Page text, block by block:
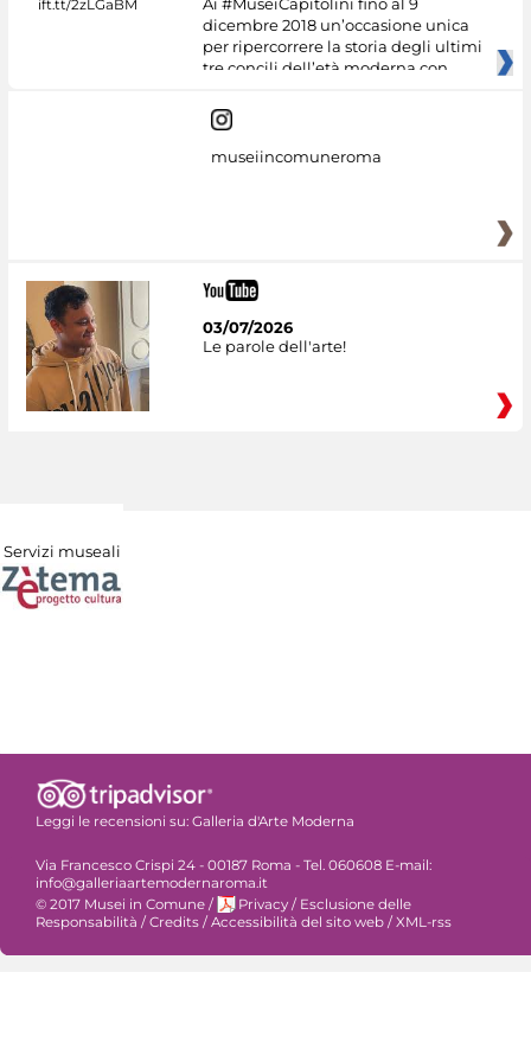
dicembre 2018 un’occasione unica
per ripercorrere la storia degli ultimi
tre concili dell’età moderna con
museiincomuneroma
03/07/2026
Le parole dell'arte!
Servizi museali
Leggi le recensioni su: Galleria d'Arte Moderna
Via Francesco Crispi 24 - 00187 Roma - Tel. 060608 E-mail:
info@galleriaartemodernaroma.it
© 2017 Musei in Comune / Privacy / Esclusione delle
Responsabilità / Credits / Accessibilità del sito web / XML-rss